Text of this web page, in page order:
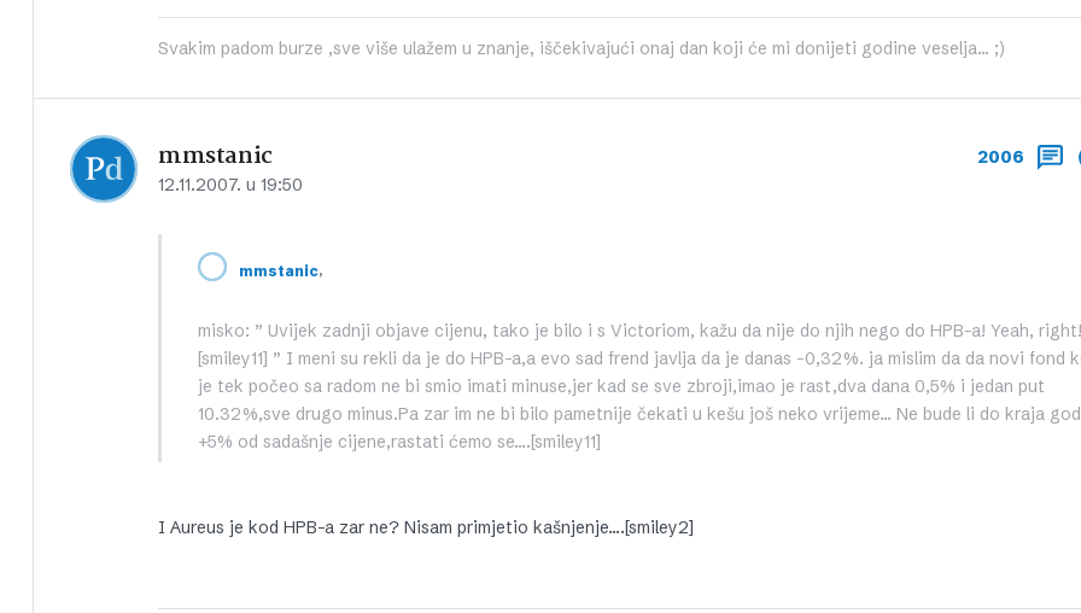
Svakim padom burze ,sve više ulažem u znanje, iščekivajući onaj dan koji će mi donijeti godine veselja... ;)
mmstanic
12.11.2007. u 19:50
2006
mmstanic,
misko: ” Uvijek zadnji objave cijenu, tako je bilo i s Victoriom, kažu da nije do njih nego do HPB-a! Yeah, right!
[smiley11] ” I meni su rekli da je do HPB-a,a evo sad frend javlja da je danas -0,32%. ja mislim da da novi fond
je tek počeo sa radom ne bi smio imati minuse,jer kad se sve zbroji,imao je rast,dva dana 0,5% i jedan put
10.32%,sve drugo minus.Pa zar im ne bi bilo pametnije čekati u kešu još neko vrijeme… Ne bude li do kraja
+5% od sadašnje cijene,rastati ćemo se….[smiley11]
I Aureus je kod HPB-a zar ne? Nisam primjetio kašnjenje….[smiley2]